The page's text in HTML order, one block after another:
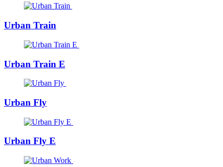
Urban Train
Urban Train E
Urban Fly
Urban Fly E